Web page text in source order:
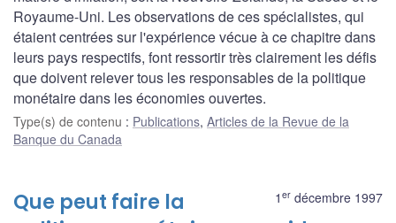
Royaume-Uni. Les observations de ces spécialistes, qui
étaient centrées sur l'expérience vécue à ce chapitre dans
leurs pays respectifs, font ressortir très clairement les défis
que doivent relever tous les responsables de la politique
monétaire dans les économies ouvertes.
Type(s) de contenu : Publications, Articles de la Revue de la
Banque du Canada
1 er décembre 1997
Que peut faire la